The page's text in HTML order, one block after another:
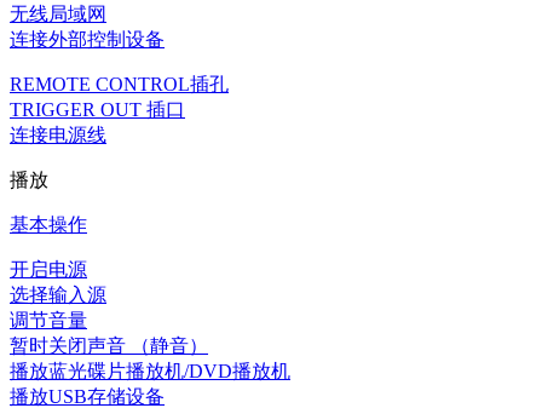
无线局域网
连接外部控制设备
REMOTE CONTROL插孔
TRIGGER OUT 插口
连接电源线
播放
基本操作
开启电源
选择输入源
调节音量
暂时关闭声音 （静音）
播放蓝光碟片播放机/DVD播放机
播放USB存储设备